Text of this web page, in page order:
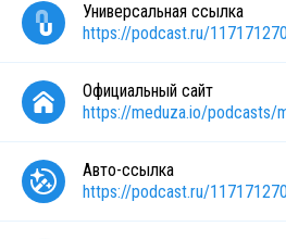
Универсальная ссылка
https://podcast.ru/
Официальный сайт
https://meduza.io/podcasts/
Авто-ссылка
https://podcast.ru/